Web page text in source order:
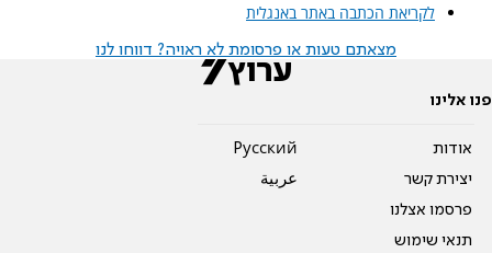
לקריאת הכתבה באתר באנגלית
מצאתם טעות או פרסומת לא ראויה? דווחו לנו
פנו אלינו
אודות
יצירת קשר
פרסמו אצלנו
תנאי שימוש
Pусский
عربية